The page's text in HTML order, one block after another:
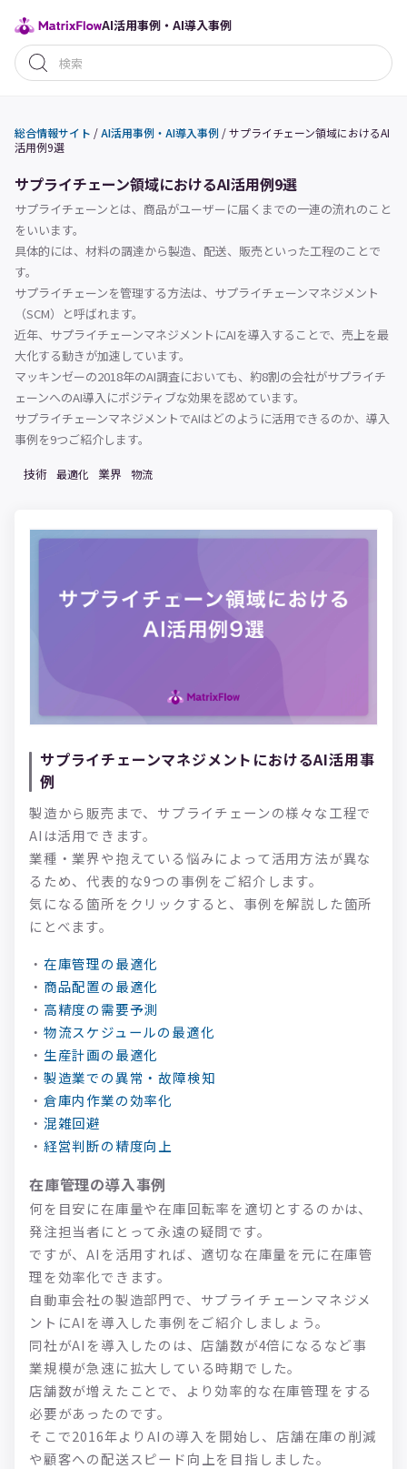
AI活用事例・AI導入事例
総合情報サイト /AI活用事例・AI導入事例 /サプライチェーン領域におけるAI
活用例9選
サプライチェーン領域におけるAI活用例9選
サプライチェーンとは、商品がユーザーに届くまでの一連の流れのこと
をいいます。
具体的には、材料の調達から製造、配送、販売といった工程のことで
す。
サプライチェーンを管理する方法は、サプライチェーンマネジメント
（SCM）と呼ばれます。
近年、サプライチェーンマネジメントにAIを導入することで、売上を最
大化する動きが加速しています。
マッキンゼーの2018年のAI調査においても、約8割の会社がサプライチ
ェーンへのAI導入にポジティブな効果を認めています。
サプライチェーンマネジメントでAIはどのように活用できるのか、導入
事例を9つご紹介します。
技術 最適化 業界 物流
サプライチェーンマネジメントにおけるAI活用事
例
製造から販売まで、サプライチェーンの様々な工程で
AIは活用できます。
業種・業界や抱えている悩みによって活用方法が異な
るため、代表的な9つの事例をご紹介します。
気になる箇所をクリックすると、事例を解説した箇所
にとべます。
・ 在庫管理の最適化
・ 商品配置の最適化
・ 高精度の需要予測
・ 物流スケジュールの最適化
・ 生産計画の最適化
・ 製造業での異常・故障検知
・ 倉庫内作業の効率化
・ 混雑回避
・ 経営判断の精度向上
在庫管理の導入事例
何を目安に在庫量や在庫回転率を適切とするのかは、
発注担当者にとって永遠の疑問です。
ですが、AIを活用すれば、適切な在庫量を元に在庫管
理を効率化できます。
自動車会社の製造部門で、サプライチェーンマネジメ
ントにAIを導入した事例をご紹介しましょう。
同社がAIを導入したのは、店舗数が4倍になるなど事
業規模が急速に拡大している時期でした。
店舗数が増えたことで、より効率的な在庫管理をする
必要があったのです。
そこで2016年よりAIの導入を開始し、店舗在庫の削減
や顧客への配送スピード向上を目指しました。